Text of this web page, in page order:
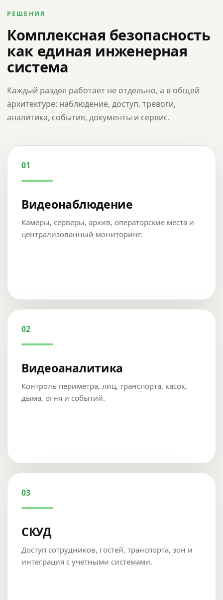
РЕШЕНИЯ
Комплексная безопасность
как единая инженерная
система
Каждый раздел работает не отдельно, а в общей
архитектуре: наблюдение, доступ, тревоги,
аналитика, события, документы и сервис.
01
Видеонаблюдение
Камеры, серверы, архив, операторские места и
централизованный мониторинг.
02
Видеоаналитика
Контроль периметра, лиц, транспорта, касок,
дыма, огня и событий.
03
СКУД
Доступ сотрудников, гостей, транспорта, зон и
интеграция с учетными системами.